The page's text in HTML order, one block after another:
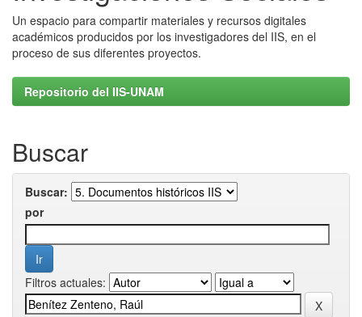
Un espacio para compartir materiales y recursos digitales
académicos producidos por los investigadores del IIS, en el
proceso de sus diferentes proyectos.
Repositorio del IIS-UNAM
Buscar
Buscar:
por
Filtros actuales: